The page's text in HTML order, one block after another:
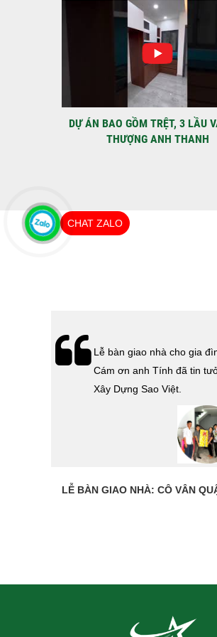
DỰ ÁN BAO GỒM TRỆT, 3 LẦU
THƯỢNG ANH THANH
Lễ bàn giao nhà cho gia
Cám ơn anh Tính đã tin
Xây Dựng Sao Việt.
LỄ BÀN GIAO NHÀ: CÔ VÂN
CHAT ZALO